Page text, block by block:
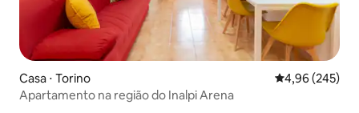
Casa ⋅ Torino 4,96 de uma
4,96 (245)
Apartamento na região do Inalpi Arena